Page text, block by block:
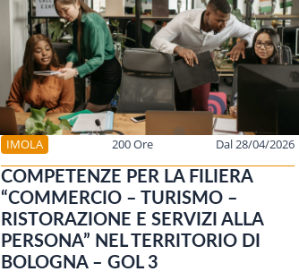
IMOLA 200 Ore Dal 28/04/2026
COMPETENZE PER LA FILIERA
“COMMERCIO – TURISMO –
RISTORAZIONE E SERVIZI ALLA
PERSONA” NEL TERRITORIO DI
BOLOGNA – GOL 3